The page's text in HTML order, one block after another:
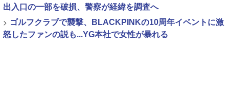
出入口の一部を破損、警察が経緯を調査へ
> ゴルフクラブで襲撃、BLACKPINKの10周年イベントに激
怒したファンの説も...YG本社で女性が暴れる